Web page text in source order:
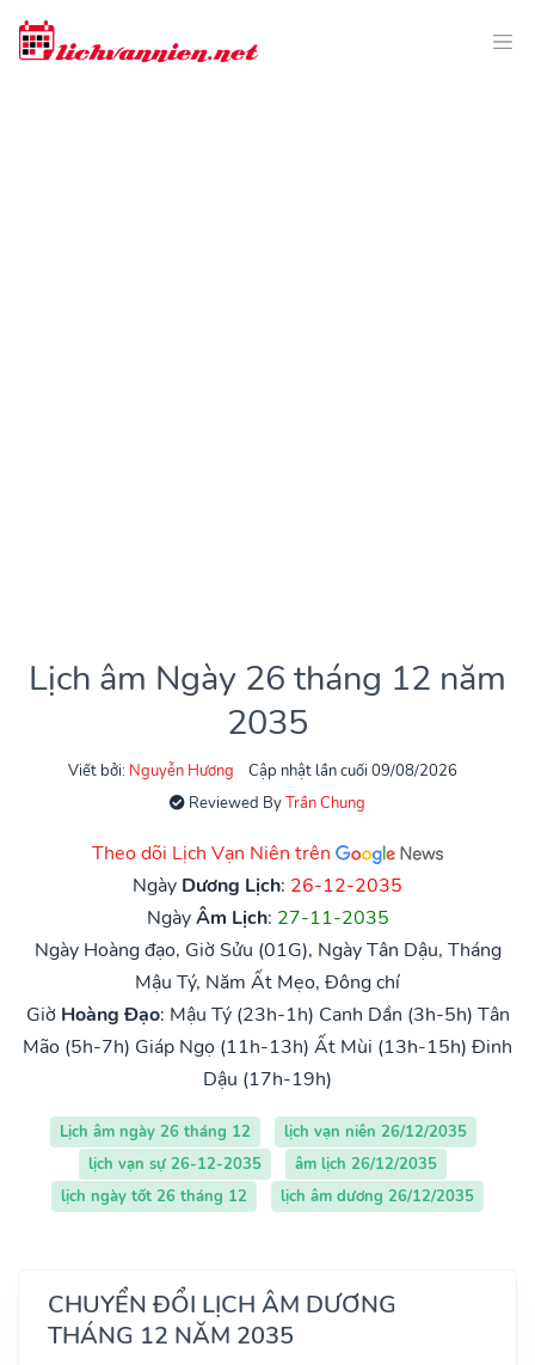
Lịch âm Ngày 26 tháng 12 năm
2035
Viết bởi: Nguyễn Hương
Cập nhật lần cuối 09/08/2026
Reviewed ByTrần Chung
Theo dõi Lịch Vạn Niên trên
Ngày Dương Lịch: 26-12-2035
NgàyÂm Lịch: 27-11-2035
Ngày Hoàng đạo, Giờ Sửu (01G), Ngày Tân Dậu, Tháng
Mậu Tý, Năm Ất Mẹo, Đông chí
Giờ Hoàng Đạo: Mậu Tý (23h-1h) Canh Dần (3h-5h) Tân
Mão (5h-7h) Giáp Ngọ (11h-13h) Ất Mùi (13h-15h) Đinh
Dậu (17h-19h)
Lịch âm ngày 26 tháng 12
lịch vạn niên 26/12/2035
lịch vạn sự 26-12-2035
âm lịch 26/12/2035
lịch ngày tốt 26 tháng 12
lịch âm dương 26/12/2035
CHUYỂN ĐỔI LỊCH ÂM DƯƠNG
THÁNG 12 NĂM 2035